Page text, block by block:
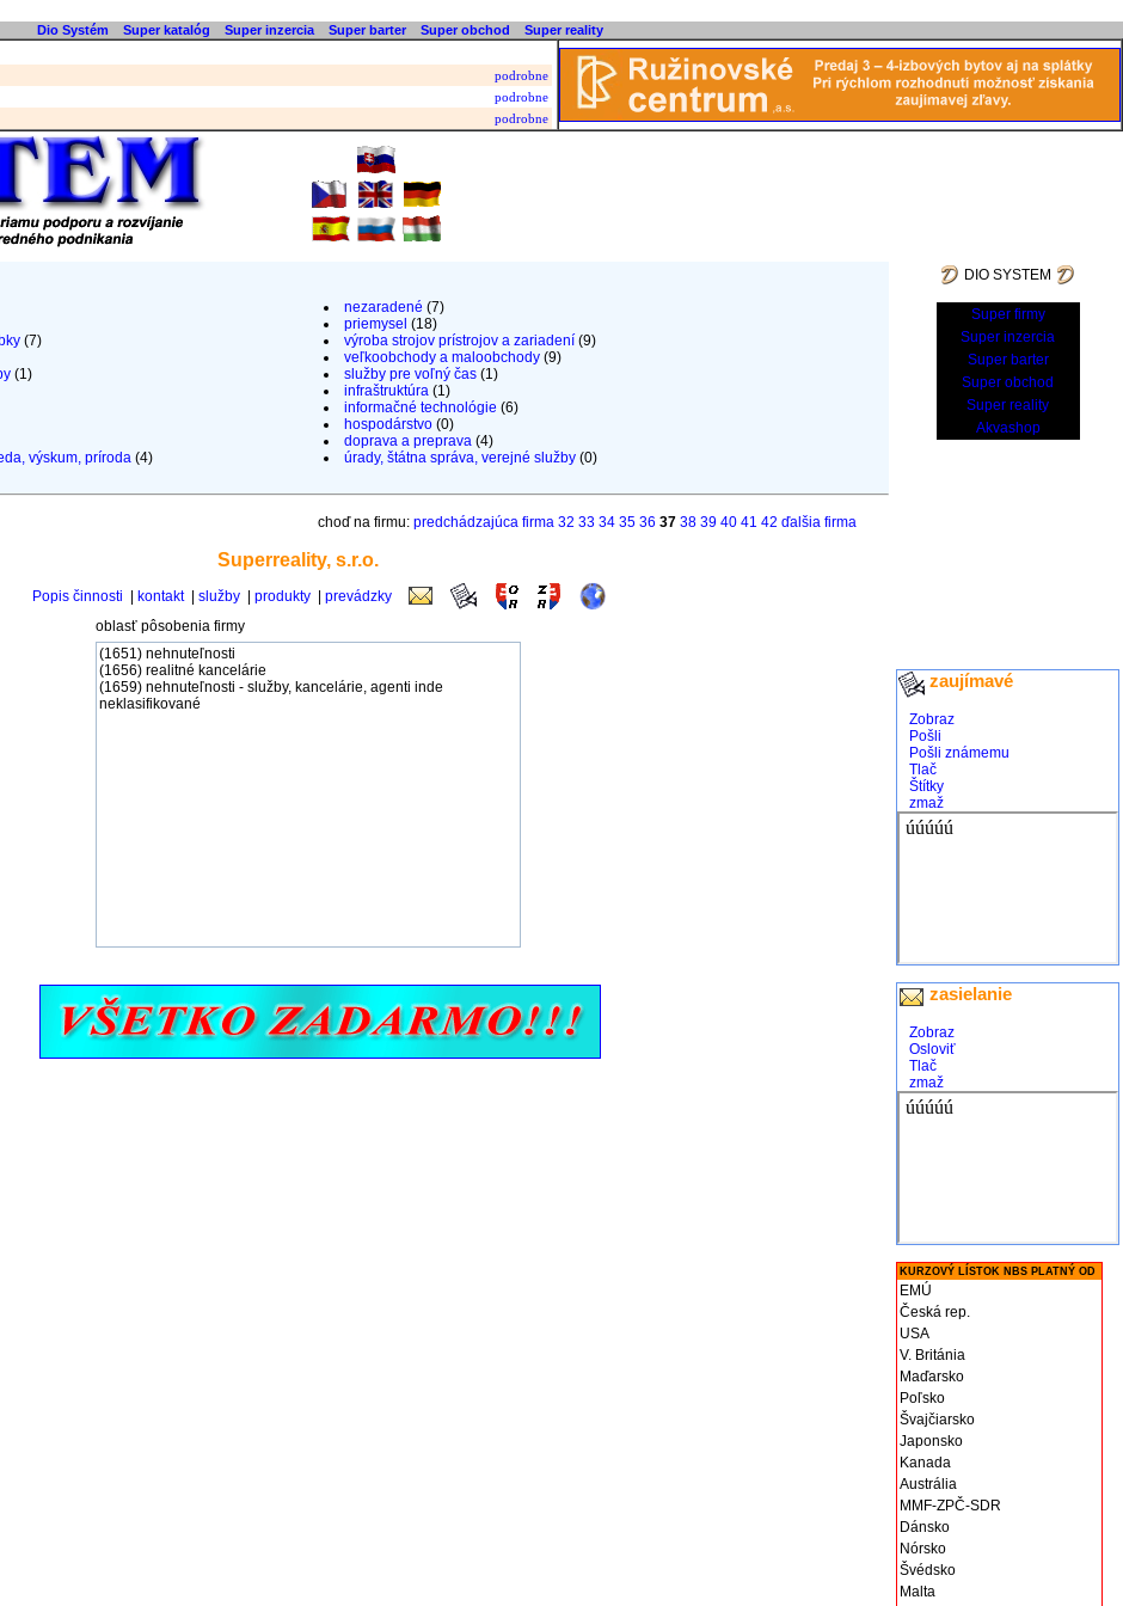
Dio Systém Super katalóg Super inzercia Super barter Super obchod Super reality
podrobne
podrobne
podrobne
(7)
(1)
výskum, príroda (4)
nezaradené (7)
priemysel (18)
výroba strojov prístrojov a zariadení (9)
veľkoobchody a maloobchody (9)
služby pre voľný čas (1)
infraštruktúra (1)
informačné technológie (6)
hospodárstvo (0)
doprava a preprava (4)
úrady, štátna správa, verejné služby (0)
choď na firmu: predchádzajúca firma 32 33 34 35 36 37 38 39 40 41 42 ďalšia firma
Superreality, s.r.o.
Popis činnosti kontakt| služby produkty
prevádzky
oblasť pôsobenia firmy
(1651) nehnuteľnosti
(1656) realitné kancelárie
(1659) nehnuteľnosti - služby, kancelárie, agenti inde
neklasifikované
DIO SYSTEM
Super firmy
Super inzercia
Super barter
Super obchod
Super reality
Akvashop
zaujímavé
Zobraz
Pošli
Pošli známemu
Tlač
Štítky
zmaž
zasielanie
Zobraz
Osloviť
Tlač
zmaž
KURZOVÝ LÍSTOK NBS PLATNÝ OD
EMÚ
Česká rep.
USA
V. Británia
Maďarsko
Poľsko
Švajčiarsko
Japonsko
Kanada
Austrália
MMF-ZPČ-SDR
Dánsko
Nórsko
Švédsko
Malta